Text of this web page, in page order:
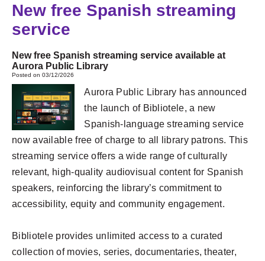
New free Spanish streaming
service
New free Spanish streaming service available at
Aurora Public Library
Posted on 03/12/2026
Aurora Public Library has announced
the launch of Bibliotele, a new
Spanish-language streaming service
now available free of charge to all library patrons. This
streaming service offers a wide range of culturally
relevant, high-quality audiovisual content for Spanish
speakers, reinforcing the library’s commitment to
accessibility, equity and community engagement.
Bibliotele provides unlimited access to a curated
collection of movies, series, documentaries, theater,